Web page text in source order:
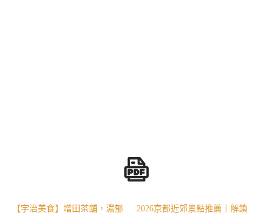
【宇治美食】增田茶舖，濃郁
2026京都近郊景點推薦｜解鎖